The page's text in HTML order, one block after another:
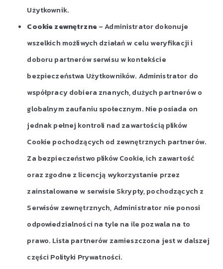
Użytkownik.
Cookie zewnętrzne – Administrator dokonuje
wszelkich możliwych działań w celu weryfikacji i
doboru partnerów serwisu w kontekście
bezpieczeństwa Użytkowników. Administrator do
współpracy dobiera znanych, dużych partnerów o
globalnym zaufaniu społecznym. Nie posiada on
jednak pełnej kontroli nad zawartością plików
Cookie pochodzących od zewnętrznych partnerów.
Za bezpieczeństwo plików Cookie, ich zawartość
oraz zgodne z licencją wykorzystanie przez
zainstalowane w serwisie Skrypty, pochodzących z
Serwisów zewnętrznych, Administrator nie ponosi
odpowiedzialności na tyle na ile pozwala na to
prawo. Lista partnerów zamieszczona jest w dalszej
części Polityki Prywatności.